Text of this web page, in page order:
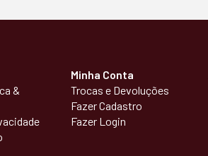
&
Minha Conta
Trocas e Devoluções
Fazer Cadastro
Fazer Login